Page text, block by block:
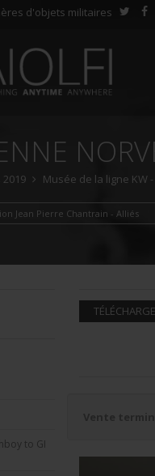
d'objets militaires
Musée de la ligne KW
Jean Pierre Chantrain - Alliés
to GI